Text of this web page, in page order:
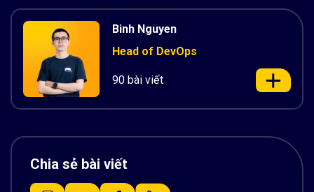
Binh Nguyen
Head of DevOps
90 bài viết
Chia sẻ bài viết